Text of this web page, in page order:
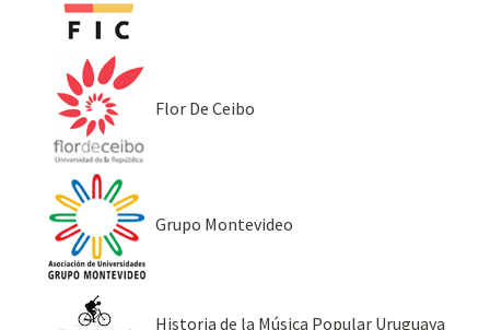
Flor De Ceibo
Grupo Montevideo
Historia de la Música Popular Uruguaya